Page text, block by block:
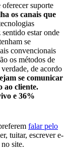
oferecer suporte
os canais que
estar onde
se
convencionais
os métodos de
de acordo
se comunicar
ao cliente.
e 36%
falar pelo
tuitar, escrever e-
site.